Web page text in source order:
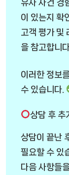
유사 사건 경
이 있는지 확
고객 평가 및
을 참고합니
이러한 정보
수 있습니다.
상담 후 추
상담이 끝난
필요할 수 있
다음 사항들